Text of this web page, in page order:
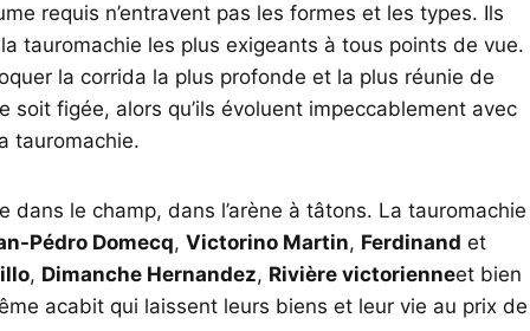
requis n’entravent pas les formes et les types. Ils
tauromachie les plus exigeants à tous points de vue.
la corrida la plus profonde et la plus réunie de
soit figée, alors qu’ils évoluent impeccablement avec
tauromachie.
le champ, dans l’arène à tâtons. La tauromachie
Pédro Domecq, Victorino Martin, Ferdinand et
, Dimanche Hernandez, Rivière victorienneet bien
acabit qui laissent leurs biens et leur vie au prix de